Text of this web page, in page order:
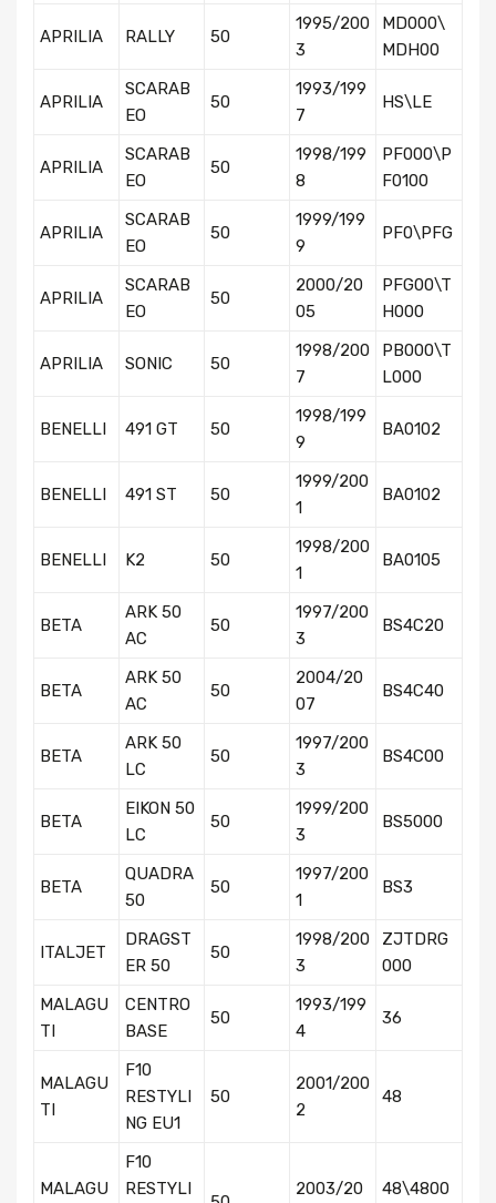
APRILIA RALLY 50
1995/200
3
MD000\
MDH00
APRILIA
SCARAB
EO
50
1993/199
7
HS\LE
APRILIA
SCARAB
EO
50
1998/199
8
PF000\P
F0100
APRILIA
SCARAB
EO
50
1999/199
9
PF0\PFG
APRILIA
SCARAB
EO
50
2000/20
05
PFG00\T
H000
APRILIA SONIC 50
1998/200
7
PB000\T
L000
BENELLI 491 GT 50
1998/199
9
BA0102
BENELLI 491 ST 50
1999/200
1
BA0102
BENELLI K2 50
1998/200
1
BA0105
BETA
ARK 50
AC
50
1997/200
3
BS4C20
BETA
ARK 50
AC
50
2004/20
07
BS4C40
BETA
ARK 50
LC
50
1997/200
3
BS4C00
BETA
EIKON 50
LC
50
1999/200
3
BS5000
BETA
QUADRA
50
50
1997/200
1
BS3
ITALJET
DRAGST
ER 50
50
1998/200
3
ZJTDRG
000
MALAGU
TI
CENTRO
BASE
50
1993/199
4
36
MALAGU
TI
F10
RESTYLI
NG EU1
50
2001/200
2
48
MALAGU
F10
RESTYLI
2003/20 48\4800